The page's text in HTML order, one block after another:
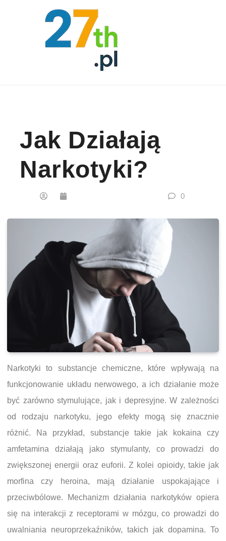
Jak Działają
Narkotyki?
0
Narkotyki to substancje chemiczne, które wpływają na
funkcjonowanie układu nerwowego, a ich działanie może
być zarówno stymulujące, jak i depresyjne. W zależności
od rodzaju narkotyku, jego efekty mogą się znacznie
różnić. Na przykład, substancje takie jak kokaina czy
amfetamina działają jako stymulanty, co prowadzi do
zwiększonej energii oraz euforii. Z kolei opioidy, takie jak
morfina czy heroina, mają działanie uspokajające i
przeciwbólowe. Mechanizm działania narkotyków opiera
się na interakcji z receptorami w mózgu, co prowadzi do
uwalniania neuroprzekaźników, takich jak dopamina. To